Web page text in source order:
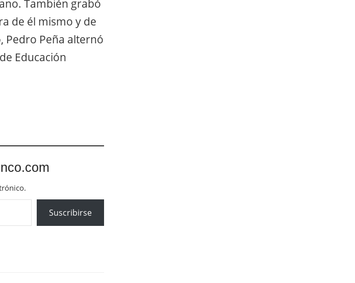
También grabó
de él mismo y de
Pedro Peña alternó
Educación
Suscribirse